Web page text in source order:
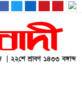
২২শে শ্রাবণ ১৪৩৩ বঙ্গাব্দ